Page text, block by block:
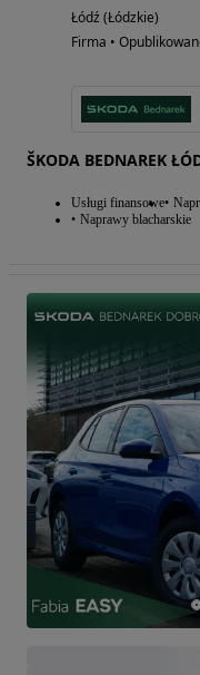
Łódź (Łódzkie)
Firma •
ŠKODA BEDNAREK
Usługi finansowe
Naprawy blacharskie